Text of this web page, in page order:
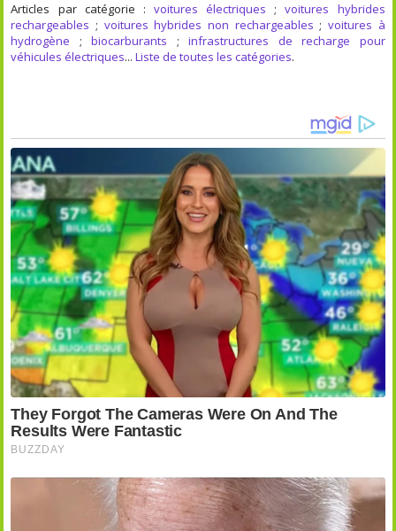
Articles par catégorie : voitures électriques ;voitures hybrides
rechargeables ; voitures hybrides non rechargeables ; voitures à
hydrogène ;biocarburants ;infrastructures de recharge pour
véhicules électriques...Liste de toutes les catégories.